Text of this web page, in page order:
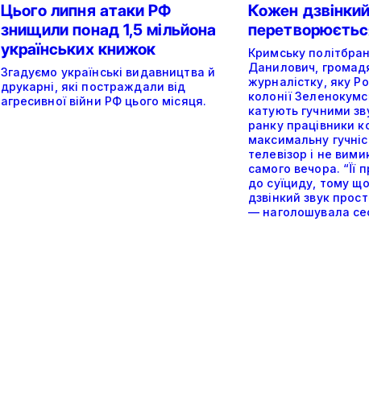
Цього липня атаки РФ
знищили понад 1,5 мільйона
українських книжок
Згадуємо українські видавництва й
друкарні, які постраждали від
агресивної війни РФ цього місяця.
Кожен
Кримську
Данилович,
журналістку, яку
колонії
катують гучними
ранку працівники
максимальну
телевізор і не
самого вечора. “Її
до суїциду, тому
дзвінкий звук
— наголошувала